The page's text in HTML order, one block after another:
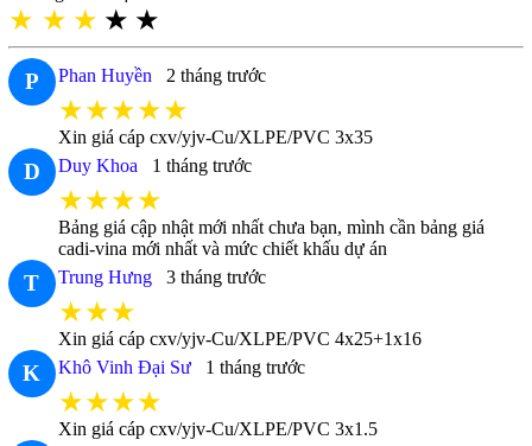
★ ★ ★ ★ ★
P Phan Huyền 2 tháng trước
★★★★★
Xin giá cáp cxv/yjv-Cu/XLPE/PVC 3x35
D Duy Khoa 1 tháng trước
★★★★
Bảng giá cập nhật mới nhất chưa bạn, mình cần bảng giá
cadi-vina mới nhất và mức chiết khấu dự án
T Trung Hưng 3 tháng trước
★★★
Xin giá cáp cxv/yjv-Cu/XLPE/PVC 4x25+1x16
K Khô Vinh Đại Sư 1 tháng trước
★★★★
Xin giá cáp cxv/yjv-Cu/XLPE/PVC 3x1.5